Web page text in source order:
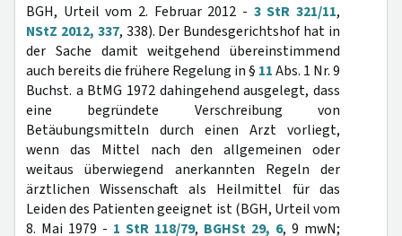
BGH, Urteil vom 2. Februar 2012 - 3 StR 321/11,
NStZ 2012, 337, 338). Der Bundesgerichtshof hat in
der Sache damit weitgehend übereinstimmend
auch bereits die frühere Regelung in § 11Abs. 1 Nr. 9
Buchst. a BtMG 1972 dahingehend ausgelegt, dass
eine begründete Verschreibung von
Betäubungsmitteln durch einen Arzt vorliegt,
wenn das Mittel nach den allgemeinen oder
weitaus überwiegend anerkannten Regeln der
ärztlichen Wissenschaft als Heilmittel für das
Leiden des Patienten geeignet ist (BGH, Urteil vom
8. Mai 1979 - 1 StR 118/79, BGHSt 29, 6, 9 mwN;